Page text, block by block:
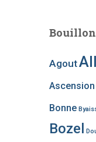
Agout
Bonne
Bozel